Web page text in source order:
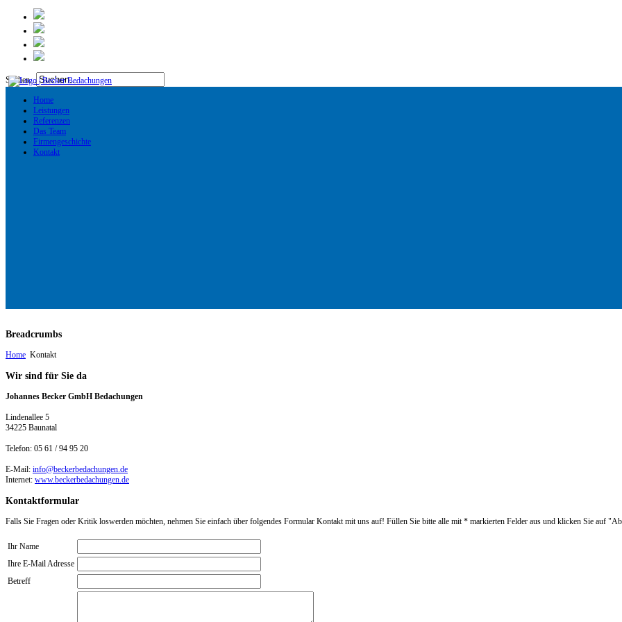
Suchen...
Home
Leistungen
Referenzen
Das Team
Firmengeschichte
Kontakt
Breadcrumbs
Home Kontakt
Wir sind für Sie da
Johannes Becker GmbH Bedachungen
Lindenallee 5
34225 Baunatal
Telefon: 05 61 / 94 95 20
E-Mail: info@beckerbedachungen.de
Internet: www.beckerbedachungen.de
Kontaktformular
Falls Sie Fragen oder Kritik loswerden möchten, nehmen Sie einfach über folgendes Formular Kontakt mit uns auf! Füllen Sie bitte alle mit * markierten Felder aus und klicken Sie auf
Ihr Name
Ihre E-Mail Adresse
Betreff